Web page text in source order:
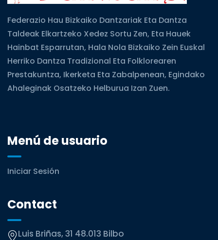
Federazio Hau Bizkaiko Dantzariak Eta Dantza
Taldeak Elkartzeko Xedez Sortu Zen, Eta Hauek
Hainbat Esparrutan, Hala Nola Bizkaiko Zein Euskal
Herriko Dantza Tradizional Eta Folklorearen
Prestakuntza, Ikerketa Eta Zabalpenean, Egindako
Ahaleginak Osatzeko Helburua Izan Zuen.
Menú de usuario
Iniciar Sesión
Contact
Luis Briñas, 31 48.013 Bilbo